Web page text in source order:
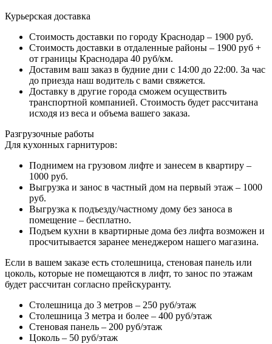
Курьерская доставка
Стоимость доставки по городу Краснодар – 1900 руб.
Стоимость доставки в отдаленные районы – 1900 руб +
от границы Краснодара 40 руб/км.
Доставим ваш заказ в будние дни с 14:00 до 22:00. За час
до приезда наш водитель с вами свяжется.
Доставку в другие города сможем осуществить
транспортной компанией. Стоимость будет рассчитана
исходя из веса и объема вашего заказа.
Разгрузочные работы
Для кухонных гарнитуров:
Поднимем на грузовом лифте и занесем в квартиру –
1000 руб.
Выгрузка и занос в частный дом на первый этаж – 1000
руб.
Выгрузка к подъезду/частному дому без заноса в
помещение – бесплатно.
Подъем кухни в квартирные дома без лифта возможен и
просчитывается заранее менеджером нашего магазина.
Если в вашем заказе есть столешница, стеновая панель или
цоколь, которые не помещаются в лифт, то занос по этажам
будет рассчитан согласно прейскуранту.
Столешница до 3 метров – 250 руб/этаж
Столешница 3 метра и более – 400 руб/этаж
Стеновая панель – 200 руб/этаж
Цоколь – 50 руб/этаж